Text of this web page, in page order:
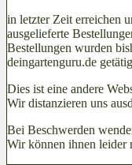
in letzter Zeit erreichen
ausgelieferte
Bestellungen wurden
deingartenguru.de
Dies ist eine andere
Wir distanzieren uns
Bei Beschwerden
Wir können ihnen leider